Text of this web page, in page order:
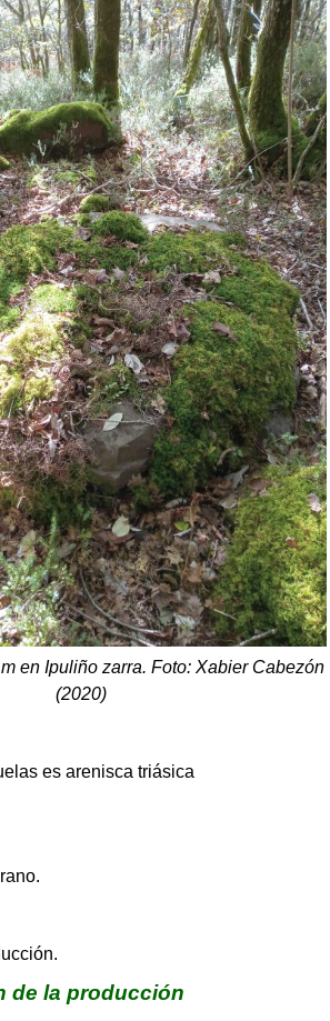
en Ipuliño zarra. Foto: Xabier Cabezón
(2020)
es arenisca triásica
de la producción